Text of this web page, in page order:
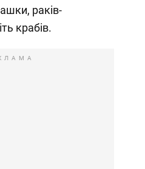
раків-
крабів.